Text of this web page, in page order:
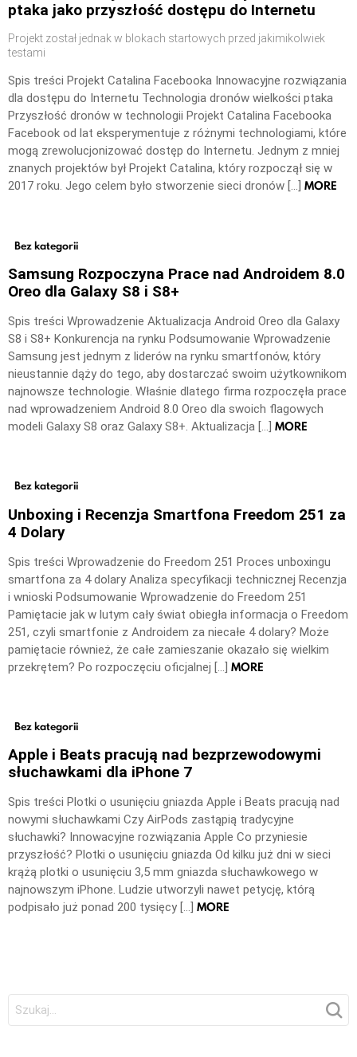
ptaka jako przyszłość dostępu do Internetu
Projekt został jednak w blokach startowych przed jakimikolwiek
testami
Spis treści Projekt Catalina Facebooka Innowacyjne rozwiązania
dla dostępu do Internetu Technologia dronów wielkości ptaka
Przyszłość dronów w technologii Projekt Catalina Facebooka
Facebook od lat eksperymentuje z różnymi technologiami, które
mogą zrewolucjonizować dostęp do Internetu. Jednym z mniej
znanych projektów był Projekt Catalina, który rozpoczął się w
2017 roku. Jego celem było stworzenie sieci dronów […] MORE
Bez kategorii
Samsung Rozpoczyna Prace nad Androidem 8.0
Oreo dla Galaxy S8 i S8+
Spis treści Wprowadzenie Aktualizacja Android Oreo dla Galaxy
S8 i S8+ Konkurencja na rynku Podsumowanie Wprowadzenie
Samsung jest jednym z liderów na rynku smartfonów, który
nieustannie dąży do tego, aby dostarczać swoim użytkownikom
najnowsze technologie. Właśnie dlatego firma rozpoczęła prace
nad wprowadzeniem Android 8.0 Oreo dla swoich flagowych
modeli Galaxy S8 oraz Galaxy S8+. Aktualizacja […] MORE
Bez kategorii
Unboxing i Recenzja Smartfona Freedom 251 za
4 Dolary
Spis treści Wprowadzenie do Freedom 251 Proces unboxingu
smartfona za 4 dolary Analiza specyfikacji technicznej Recenzja
i wnioski Podsumowanie Wprowadzenie do Freedom 251
Pamiętacie jak w lutym cały świat obiegła informacja o Freedom
251, czyli smartfonie z Androidem za niecałe 4 dolary? Może
pamiętacie również, że całe zamieszanie okazało się wielkim
przekrętem? Po rozpoczęciu oficjalnej […] MORE
Bez kategorii
Apple i Beats pracują nad bezprzewodowymi
słuchawkami dla iPhone 7
Spis treści Plotki o usunięciu gniazda Apple i Beats pracują nad
nowymi słuchawkami Czy AirPods zastąpią tradycyjne
słuchawki? Innowacyjne rozwiązania Apple Co przyniesie
przyszłość? Plotki o usunięciu gniazda Od kilku już dni w sieci
krążą plotki o usunięciu 3,5 mm gniazda słuchawkowego w
najnowszym iPhone. Ludzie utworzyli nawet petycję, którą
podpisało już ponad 200 tysięcy […] MORE
Szukaj: